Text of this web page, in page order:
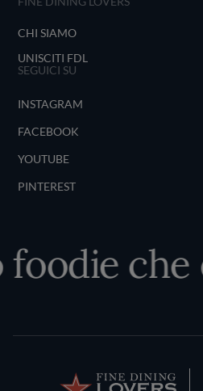
CHI SIAMO
UNISCITI FDL
SEGUICI SU
INSTAGRAM
FACEBOOK
YOUTUBE
PINTEREST
che